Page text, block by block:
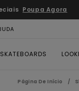
Poupa Agora
SKATEBOARDS
Página De Início